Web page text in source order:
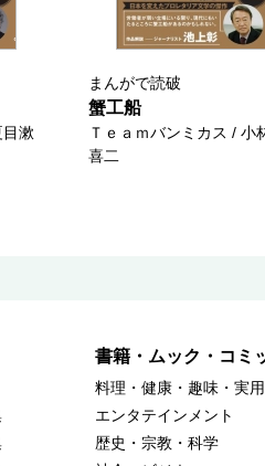
漱
まんがで読破
蟹工船
Ｔｅａｍバンミカス / 小
喜二
書籍・ムック・コミ
料理・健康・趣味・実用
エンタテインメント
歴史・宗教・科学